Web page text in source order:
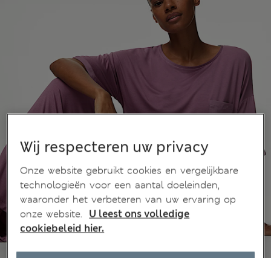
Wij respecteren uw privacy
Onze website gebruikt cookies en vergelijkbare
technologieën voor een aantal doeleinden,
waaronder het verbeteren van uw ervaring op
onze website.
U leest ons volledige
cookiebeleid hier.